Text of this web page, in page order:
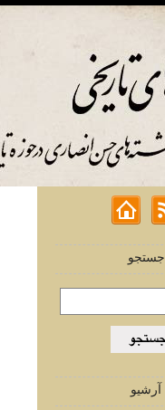
جستجو
آرشیو